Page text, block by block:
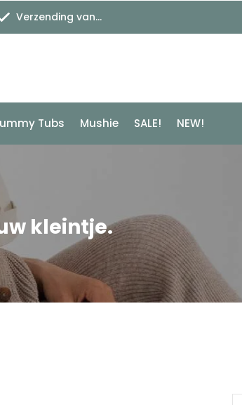
Tubs Mushie SALE! NEW!
Verzending vanaf €1,11
kleintje.